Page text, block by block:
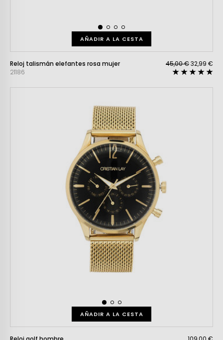
AÑADIR A LA CESTA
Reloj talismán elefantes rosa mujer
21186
45,00 €32,99 €
AÑADIR A LA CESTA